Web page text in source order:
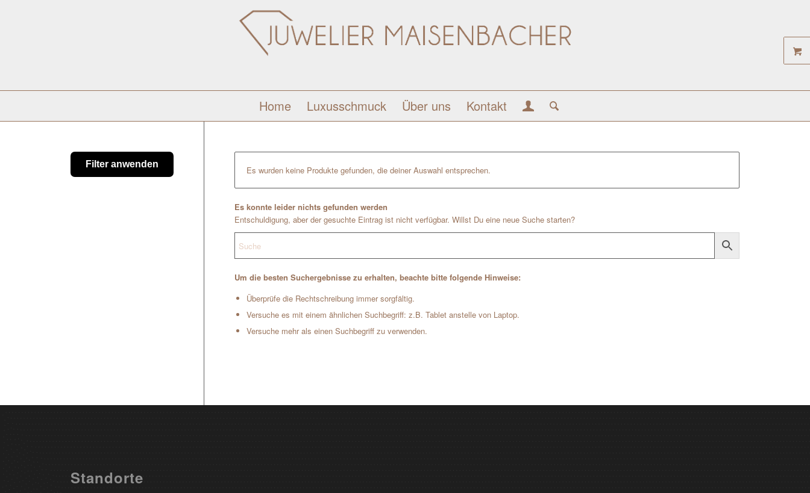
Home Luxusschmuck Über uns Kontakt
Es wurden keine Produkte gefunden, die deiner Auswahl entsprechen.
Es konnte leider nichts gefunden werden
Entschuldigung, aber der gesuchte Eintrag ist nicht verfügbar. Willst Du eine neue Suche starten?
Um die besten Suchergebnisse zu erhalten, beachte bitte folgende Hinweise:
Überprüfe die Rechtschreibung immer sorgfältig.
Versuche es mit einem ähnlichen Suchbegriff: z.B. Tablet anstelle von Laptop.
Versuche mehr als einen Suchbegriff zu verwenden.
Filter anwenden
Standorte